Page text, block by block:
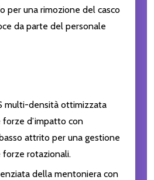
per una rimozione del casco
da parte del personale
multi-densità ottimizzata
forze d’impatto con
attrito per una gestione
rotazionali.
della mentoniera con